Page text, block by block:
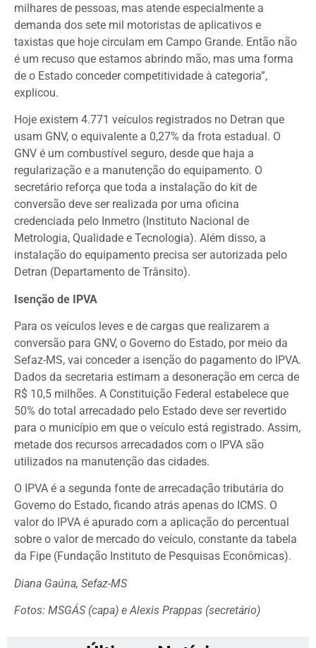
milhares de pessoas, mas atende especialmente a
demanda dos sete mil motoristas de aplicativos e
taxistas que hoje circulam em Campo Grande. Então não
é um recuso que estamos abrindo mão, mas uma forma
de o Estado conceder competitividade à categoria”,
explicou.
Hoje existem 4.771 veículos registrados no Detran que
usam GNV, o equivalente a 0,27% da frota estadual. O
GNV é um combustível seguro, desde que haja a
regularização e a manutenção do equipamento. O
secretário reforça que toda a instalação do kit de
conversão deve ser realizada por uma oficina
credenciada pelo Inmetro (Instituto Nacional de
Metrologia, Qualidade e Tecnologia). Além disso, a
instalação do equipamento precisa ser autorizada pelo
Detran (Departamento de Trânsito).
Isenção de IPVA
Para os veículos leves e de cargas que realizarem a
conversão para GNV, o Governo do Estado, por meio da
Sefaz-MS, vai conceder a isenção do pagamento do IPVA.
Dados da secretaria estimam a desoneração em cerca de
R$ 10,5 milhões. A Constituição Federal estabelece que
50% do total arrecadado pelo Estado deve ser revertido
para o município em que o veículo está registrado. Assim,
metade dos recursos arrecadados com o IPVA são
utilizados na manutenção das cidades.
O IPVA é a segunda fonte de arrecadação tributária do
Governo do Estado, ficando atrás apenas do ICMS. O
valor do IPVA é apurado com a aplicação do percentual
sobre o valor de mercado do veículo, constante da tabela
da Fipe (Fundação Instituto de Pesquisas Econômicas).
Diana Gaúna, Sefaz-MS
Fotos: MSGÁS (capa) eAlexis Prappas (secretário)